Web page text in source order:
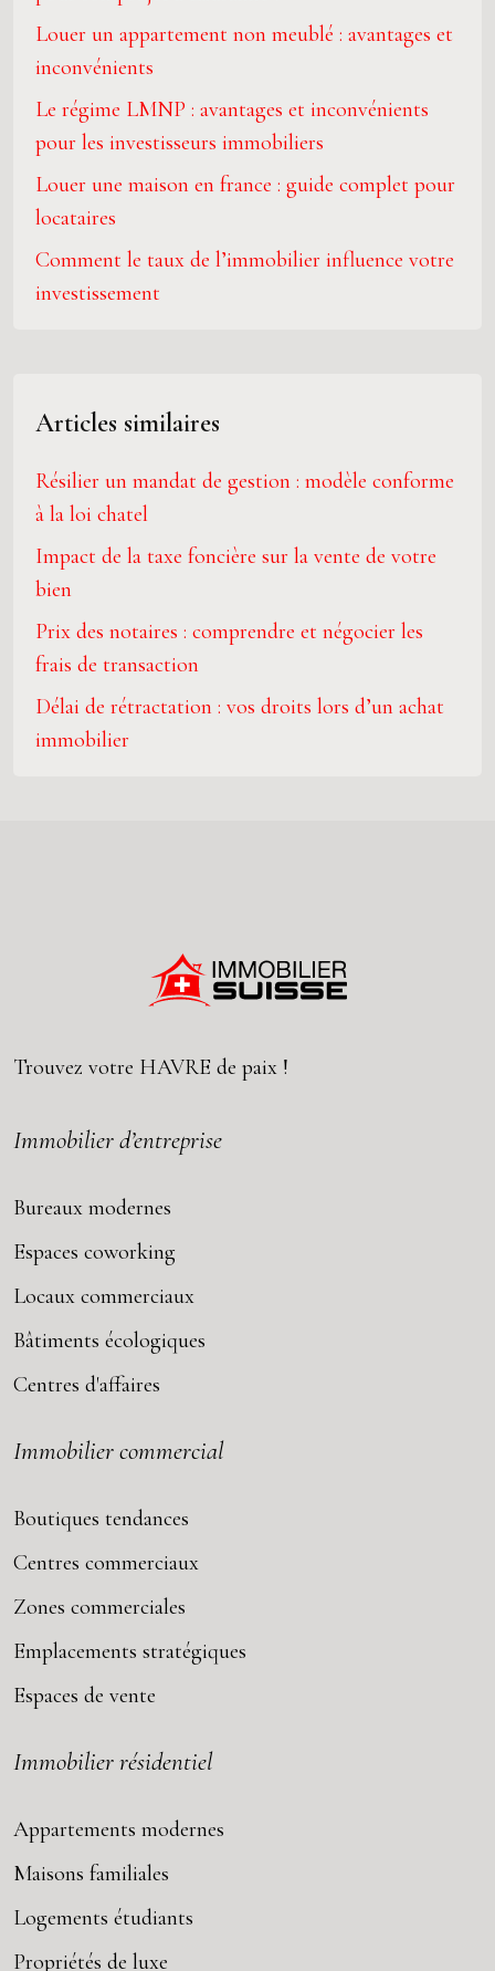
Louer un appartement non meublé : avantages et
inconvénients
Le régime LMNP : avantages et inconvénients
pour les investisseurs immobiliers
Louer une maison en france : guide complet pour
locataires
Comment le taux de l’immobilier influence votre
investissement
Articles similaires
Résilier un mandat de gestion : modèle conforme
à la loi chatel
Impact de la taxe foncière sur la vente de votre
bien
Prix des notaires : comprendre et négocier les
frais de transaction
Délai de rétractation : vos droits lors d’un achat
immobilier
Trouvez votre HAVRE de paix !
Immobilier d’entreprise
Bureaux modernes
Espaces coworking
Locaux commerciaux
Bâtiments écologiques
Centres d'affaires
Immobilier commercial
Boutiques tendances
Centres commerciaux
Zones commerciales
Emplacements stratégiques
Espaces de vente
Immobilier résidentiel
Appartements modernes
Maisons familiales
Logements étudiants
Propriétés de luxe